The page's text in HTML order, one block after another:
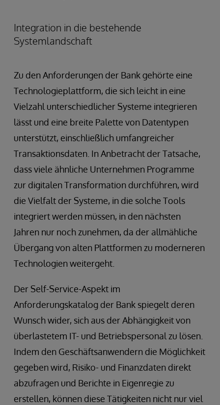
Integration in die bestehende
Systemlandschaft
Zu den Anforderungen der Bank gehörte eine
Technologieplattform, die sich leicht in eine
Vielzahl unterschiedlicher Systeme integrieren
lässt und eine breite Palette von Datentypen
unterstützt, einschließlich umfangreicher
Transaktionsdaten. In Anbetracht der Tatsache,
dass viele ähnliche Unternehmen Programme
zur digitalen Transformation durchführen, wird
die Vielfalt der Systeme, in die solche Tools
integriert werden müssen, in den nächsten
Jahren nur noch zunehmen, da der allmähliche
Übergang von alten Plattformen zu moderneren
Technologien weitergeht.
Der Self-Service-Aspekt im
Anforderungskatalog der Bank spiegelt deren
Wunsch wider, sich aus der Abhängigkeit von
überlastetem IT- und Betriebspersonal zu lösen.
Indem den Geschäftsanwendern die Möglichkeit
gegeben wird, Risiko- und Finanzdaten direkt
abzufragen und Berichte in Eigenregie zu
erstellen, können diese Tätigkeiten nicht nur viel